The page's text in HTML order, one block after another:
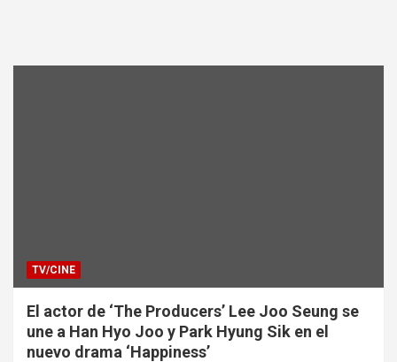
TV/CINE
El actor de ‘The Producers’ Lee Joo Seung se
une a Han Hyo Joo y Park Hyung Sik en el
nuevo drama ‘Happiness’